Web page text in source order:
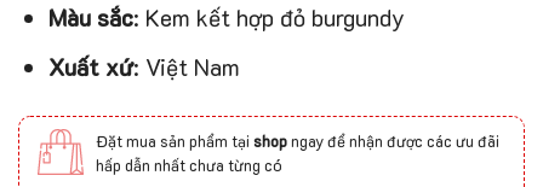
Màu sắc: Kem kết hợp đỏ burgundy
Xuất xứ: Việt Nam
Đặt mua sản phẩm tại shopngay để nhận được các ưu đãi
hấp dẫn nhất chưa từng có